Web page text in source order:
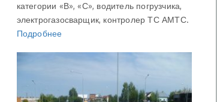
категории «В», «С», водитель погрузчика,
электрогазосварщик, контролер ТС АМТС.
Подробнее